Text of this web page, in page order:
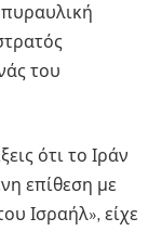
πυραυλική
του
ότι το Ιράν
επίθεση με
Ισραήλ», είχε